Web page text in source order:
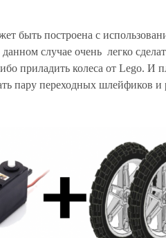
быть построена с
данном случае очень легко
приладить колеса отLego. И
пару переходных шлейфиков и